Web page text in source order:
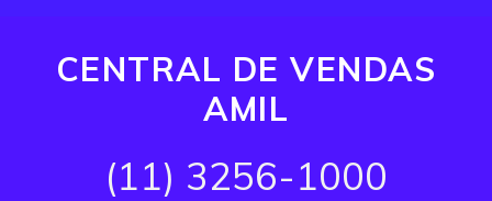
CENTRAL DE VENDAS
AMIL
(11) 3256-1000